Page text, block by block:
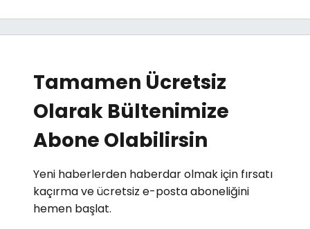
Tamamen Ücretsiz
Olarak Bültenimize
Abone Olabilirsin
Yeni haberlerden haberdar olmak için fırsatı
kaçırma ve ücretsiz e-posta aboneliğini
hemen başlat.